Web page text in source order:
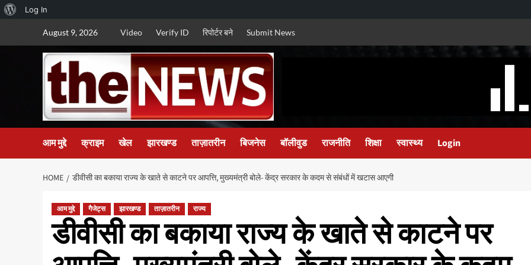
About
WordPress
Log In
August 9, 2026 Video Verify ID रिपोर्टर बने Submit News
आम मुद्दे क्राइम खेल झारखण्ड ताज़ातरीन बिजनेस बॉलीवुड राजनीति शिक्षा स्वास्थ्य Login
HOME डीवीसी का बकाया राज्य के खाते से काटने पर आपत्ति, मुख्यमंत्री बोले- केंद्र सरकार के कदम से संबंधों में खटास आएगी
आम मुद्दे गैजेट्स झारखण्ड ताज़ातरीन राज्य
डीवीसी का बकाया राज्य के खाते से काटने पर